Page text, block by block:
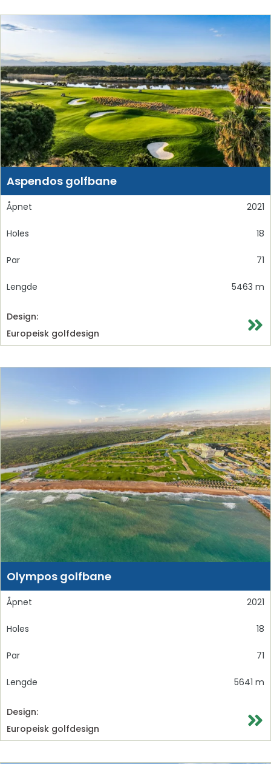
Aspendos golfbane
Åpnet 2021
Holes 18
Par 71
Lengde 5463 m
Design:
Europeisk golfdesign
Olympos golfbane
Åpnet 2021
Holes 18
Par 71
Lengde 5641 m
Design:
Europeisk golfdesign